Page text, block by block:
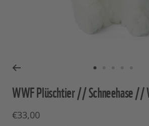
Slide
1
Slide
2
Slide
3 4
Slide
5
WWF Plüschtier // Schneehase
Angebotspreis
€33,00